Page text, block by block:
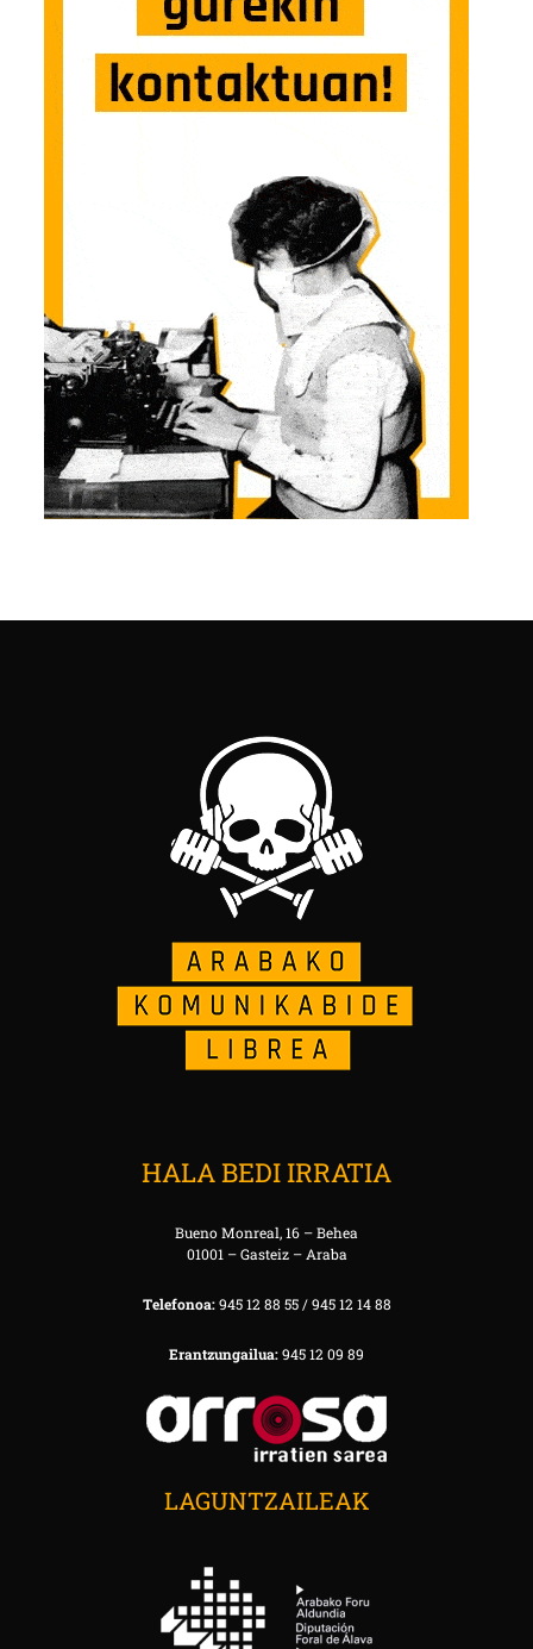
HALA BEDI IRRATIA
Bueno Monreal, 16 – Behea
01001 – Gasteiz – Araba
Telefonoa:945 12 88 55 / 945 12 14 88
Erantzungailua:945 12 09 89
LAGUNTZAILEAK